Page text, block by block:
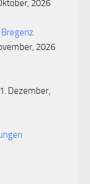
2026
Bregenz
2026
Dezember,